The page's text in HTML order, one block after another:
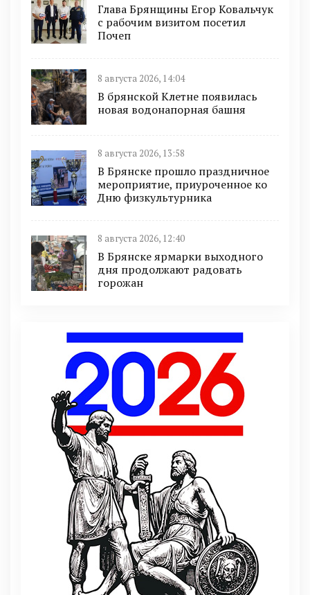
Глава Брянщины Егор Ковальчук
с рабочим визитом посетил
Почеп
8 августа 2026, 14:04
В брянской Клетне появилась
новая водонапорная башня
8 августа 2026, 13:58
В Брянске прошло праздничное
мероприятие, приуроченное ко
Дню физкультурника
8 августа 2026, 12:40
В Брянске ярмарки выходного
дня продолжают радовать
горожан